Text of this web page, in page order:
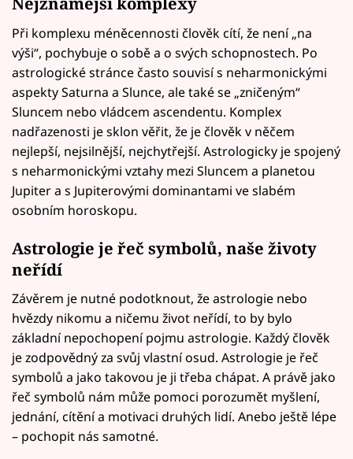
Při komplexu méněcennosti člověk cítí, že není „na
výši“, pochybuje o sobě a o svých schopnostech. Po
astrologické stránce často souvisí s neharmonickými
aspekty Saturna a Slunce, ale také se „zničeným“
Sluncem nebo vládcem ascendentu. Komplex
nadřazenosti je sklon věřit, že je člověk v něčem
nejlepší, nejsilnější, nejchytřejší. Astrologicky je spojený
s neharmonickými vztahy mezi Sluncem a planetou
Jupiter a s Jupiterovými dominantami ve slabém
osobním horoskopu.
Astrologie je řeč symbolů, naše životy
neřídí
Závěrem je nutné podotknout, že astrologie nebo
hvězdy nikomu a ničemu život neřídí, to by bylo
základní nepochopení pojmu astrologie. Každý člověk
je zodpovědný za svůj vlastní osud. Astrologie je řeč
symbolů a jako takovou je ji třeba chápat. A právě jako
řeč symbolů nám může pomoci porozumět myšlení,
jednání, cítění a motivaci druhých lidí. Anebo ještě lépe
– pochopit nás samotné.